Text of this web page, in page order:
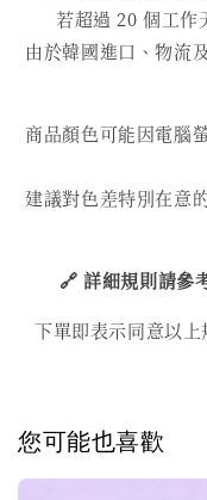
若超過 20 個工作
由於韓國進口、物流
商品顏色可能因電腦
建議對色差特別在意
🔗 詳細規則請參
下單即表示同意以
您可能也喜歡